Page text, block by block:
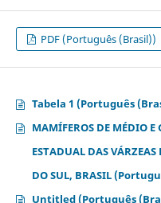
PDF (Português (Brasil))
Tabela 1 (Português
MAMÍFEROS DE MÉDIO E
ESTADUAL DAS
DO SUL, BRASIL
Untitled (Português